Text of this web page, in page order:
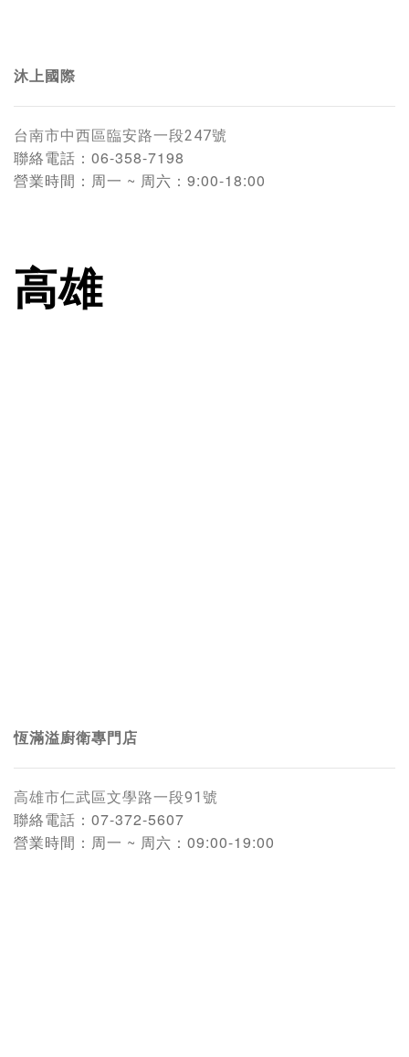
沐上國際
台南市中西區臨安路一段247號
聯絡電話： 06-358-7198
營業時間： 周一 ~ 周六：9:00-18:00
高雄
恆滿溢廚衛專門店
高雄市仁武區文學路一段91號
聯絡電話： 07-372-5607
營業時間： 周一 ~ 周六：09:00-19:00